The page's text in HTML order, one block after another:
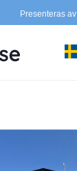
Presenteras av